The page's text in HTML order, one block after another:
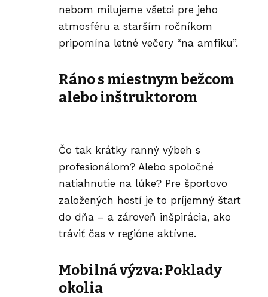
nebom milujeme všetci pre jeho
atmosféru a starším ročníkom
pripomína letné večery “na amfiku”.
Ráno s miestnym bežcom
alebo inštruktorom
Čo tak krátky ranný výbeh s
profesionálom? Alebo spoločné
natiahnutie na lúke? Pre športovo
založených hostí je to príjemný štart
do dňa – a zároveň inšpirácia, ako
tráviť čas v regióne aktívne.
Mobilná výzva: Poklady
okolia